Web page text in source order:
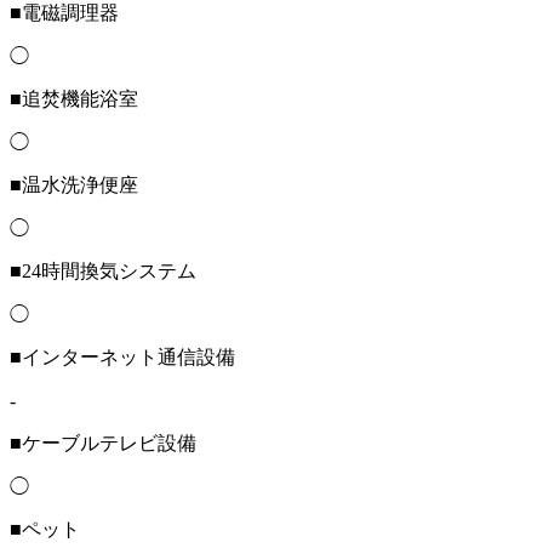
■電磁調理器
◯
■追焚機能浴室
◯
■温水洗浄便座
◯
■24時間換気システム
◯
■インターネット通信設備
-
■ケーブルテレビ設備
◯
■ペット